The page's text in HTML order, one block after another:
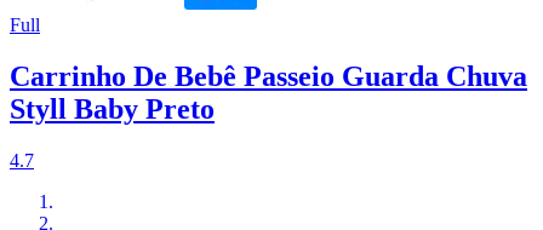
Full
Carrinho De Bebê Passeio Guarda Chuva
Styll Baby Preto
4.7